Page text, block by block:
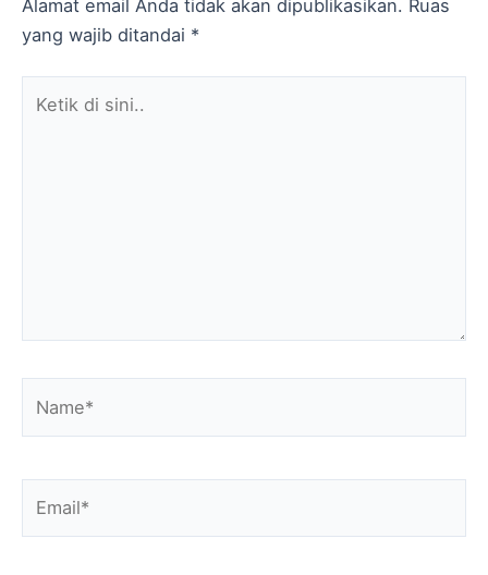
Alamat email Anda tidak akan dipublikasikan. Ruas
yang wajib ditandai *